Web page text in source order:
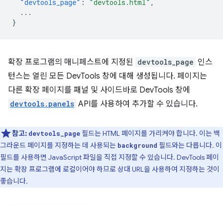
"devtools_page" : "devtools.html" ,
...
}
확장 프로그램의 매니페스트에 지정된 devtools_page 인스
턴스는 열린 모든 DevTools 창에 대해 생성됩니다. 페이지는
다른 확장 페이지를 패널 및 사이드바로 DevTools 창에
devtools.panels API를 사용하여 추가할 수 있습니다.
참고: devtools_page 필드는 HTML 페이지를 가리켜야 합니다. 이는 백
그라운드 페이지를 지정하는 데 사용되는 background 필드와는 다릅니다. 이
필드를 사용하면 JavaScript 파일을 직접 지정할 수 있습니다. DevTools 페이
지는 확장 프로그램에 로컬이어야 하므로 상대 URL을 사용하여 지정하는 것이
좋습니다.